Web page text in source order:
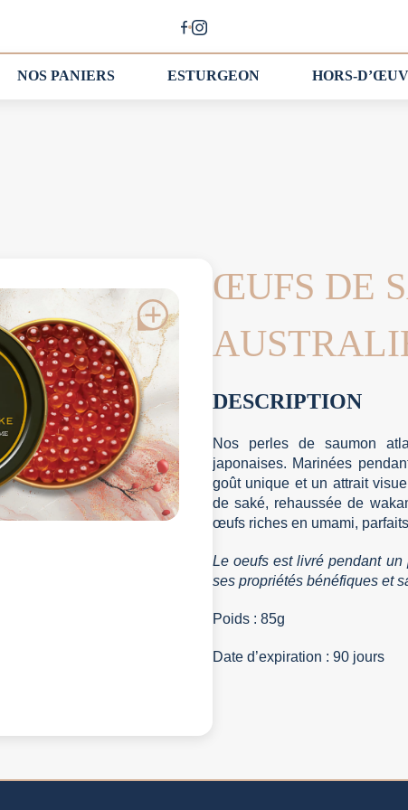
NOS PANIERS ESTURGEON HORS-
ŒUFS DE
DESCRIPTION
Nos perles de saumon
japonaises. Marinées
goût unique et un attrait
de saké, rehaussée de
œufs riches en umami,
Le oeufs est livré pendant
ses propriétés bénéfiques et
Poids : 85g
Date d’expiration : 90 jours